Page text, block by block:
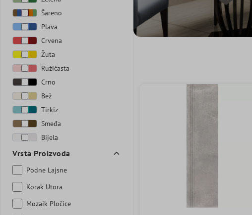
Šareno
Plava
Crvena
Žuta
Ružičasta
Crno
Bež
Tirkiz
Smeđa
Bijela
Vrsta Proizvoda
Podne Lajsne
Korak Utora
Mozaik Pločice